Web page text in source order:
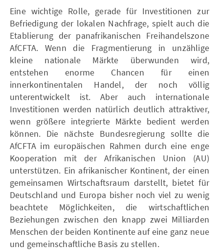
Eine wichtige Rolle, gerade für Investitionen zur
Befriedigung der lokalen Nachfrage, spielt auch die
Etablierung der panafrikanischen Freihandelszone
AfCFTA. Wenn die Fragmentierung in unzählige
kleine nationale Märkte überwunden wird,
entstehen enorme Chancen für einen
innerkontinentalen Handel, der noch völlig
unterentwickelt ist. Aber auch internationale
Investitionen werden natürlich deutlich attraktiver,
wenn größere integrierte Märkte bedient werden
können. Die nächste Bundesregierung sollte die
AfCFTA im europäischen Rahmen durch eine enge
Kooperation mit der Afrikanischen Union (AU)
unterstützen. Ein afrikanischer Kontinent, der einen
gemeinsamen Wirtschaftsraum darstellt, bietet für
Deutschland und Europa bisher noch viel zu wenig
beachtete Möglichkeiten, die wirtschaftlichen
Beziehungen zwischen den knapp zwei Milliarden
Menschen der beiden Kontinente auf eine ganz neue
und gemeinschaftliche Basis zu stellen.